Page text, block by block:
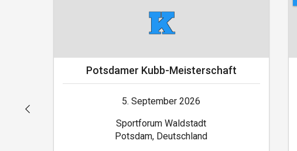
Potsdamer Kubb-Meisterschaft
5. September 2026
Sportforum Waldstadt
Potsdam, Deutschland